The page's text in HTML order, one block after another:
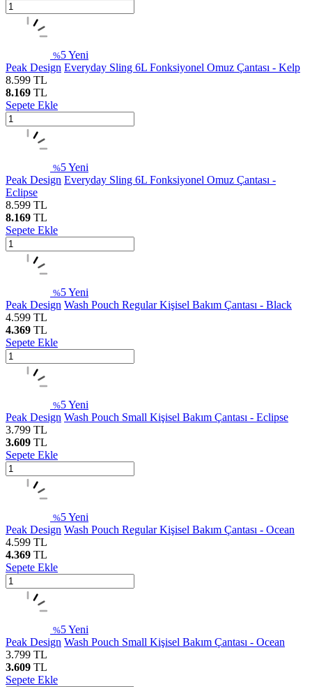
%5Yeni
Peak Design Everyday Sling 6L Fonksiyonel Omuz Çantası - Kelp
8.599 TL
8.169 TL
Sepete Ekle
%5Yeni
Peak Design Everyday Sling 6L Fonksiyonel Omuz Çantası -
Eclipse
8.599 TL
8.169 TL
Sepete Ekle
%5Yeni
Peak Design Wash Pouch Regular Kişisel Bakım Çantası - Black
4.599 TL
4.369 TL
Sepete Ekle
%5Yeni
Peak Design Wash Pouch Small Kişisel Bakım Çantası - Eclipse
3.799 TL
3.609 TL
Sepete Ekle
%5Yeni
Peak Design Wash Pouch Regular Kişisel Bakım Çantası - Ocean
4.599 TL
4.369 TL
Sepete Ekle
%5Yeni
Peak Design Wash Pouch Small Kişisel Bakım Çantası - Ocean
3.799 TL
3.609 TL
Sepete Ekle